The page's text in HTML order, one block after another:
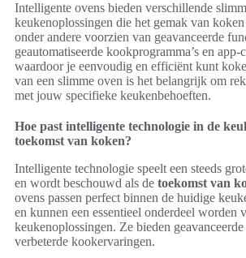
Intelligente ovens bieden verschillende
keukenoplossingen die het gemak van
onder andere voorzien van geavanceerde
geautomatiseerde kookprogramma’s en
waardoor je eenvoudig en efficiënt kunt
van een slimme oven is het belangrijk om
met jouw specifieke keukenbehoeften.
Hoe past intelligente technologie in de
toekomst van koken?
Intelligente technologie speelt een steeds
en wordt beschouwd als de toekomst van
ovens passen perfect binnen de huidige
en kunnen een essentieel onderdeel worden
keukenoplossingen. Ze bieden
verbeterde kookervaringen.